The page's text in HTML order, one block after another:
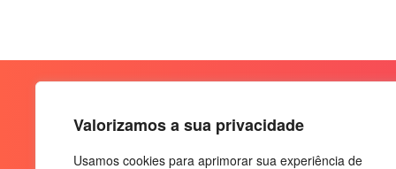
Valorizamos a sua privacidade
Usamos cookies para aprimorar sua experiência de